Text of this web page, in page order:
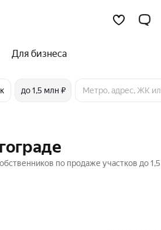
Для бизнеса
до 1,5 млн ₽
по продаже участков до